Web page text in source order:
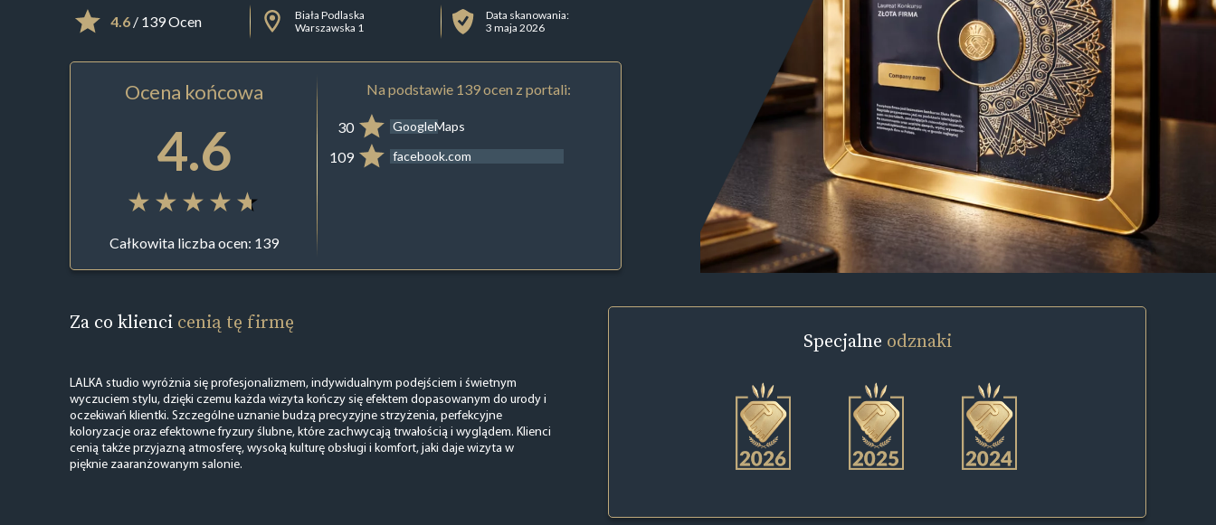
4.6/ 139 Ocen
Biała Podlaska
Warszawska 1
Data skanowania:
3 maja 2026
Ocena końcowa
4.6
Całkowita liczba ocen: 139
Na podstawie 139 ocen z portali:
30 GoogleMaps
109 facebook.com
Za co klienci cenią tę firmę
LALKA studio wyróżnia się profesjonalizmem, indywidualnym podejściem i świetnym
wyczuciem stylu, dzięki czemu każda wizyta kończy się efektem dopasowanym do urody i
oczekiwań klientki. Szczególne uznanie budzą precyzyjne strzyżenia, perfekcyjne
koloryzacje oraz efektowne fryzury ślubne, które zachwycają trwałością i wyglądem. Klienci
cenią także przyjazną atmosferę, wysoką kulturę obsługi i komfort, jaki daje wizyta w
pięknie zaaranżowanym salonie.
Specjalne odznaki